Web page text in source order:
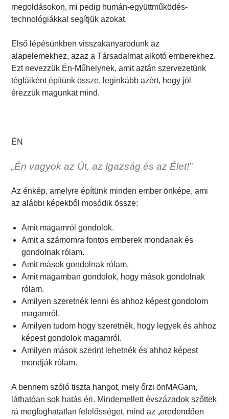
megoldásokon, mi pedig humán-együttműködés-
technológiákkal segítjük azokat.
Első lépésünkben visszakanyarodunk az
alapelemekhez, azaz a Társadalmat alkotó emberekhez.
Ezt nevezzük Én-Műhelynek, amit aztán szervezetünk
tégláiként építünk össze, leginkább azért, hogy jól
érezzük magunkat mind.
ÉN
„Én vagyok az Út, az Igazság és az Élet!”
Az énkép, amelyre építünk minden ember önképe, ami
az alábbi képekből mosódik össze:
Amit magamról gondolok.
Amit a számomra fontos emberek mondanak és
gondolnak rólam.
Amit mások gondolnak rólam.
Amit magamban gondolok, hogy mások gondolnak
rólam.
Amilyen szeretnék lenni és ahhoz képest gondolom
magamról.
Amilyen tudom hogy szeretnék, hogy legyek és ahhoz
képest gondolok magamról.
Amilyen mások szerint lehetnék és ahhoz képest
mondják rólam.
A bennem szóló tiszta hangot, mely őrzi önMAGam,
láthatóan sok hatás éri. Mindemellett évszázadok szőttek
rá megfoghatatlan felelősséget, mind az „eredendően